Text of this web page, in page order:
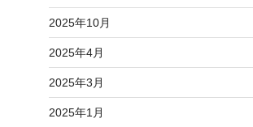
2025年10月
2025年4月
2025年3月
2025年1月